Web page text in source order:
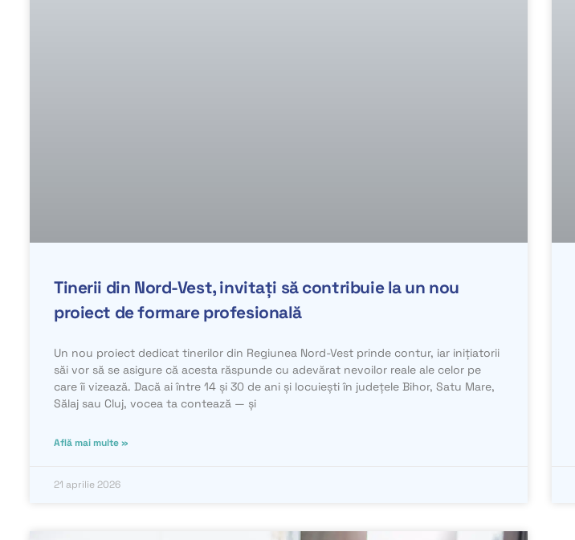
Tinerii din Nord-Vest, invitați să contribuie la un nou
proiect de formare profesională
Un nou proiect dedicat tinerilor din Regiunea Nord-Vest prinde contur, iar inițiatorii
săi vor să se asigure că acesta răspunde cu adevărat nevoilor reale ale celor pe
care îi vizează. Dacă ai între 14 și 30 de ani și locuiești în județele Bihor, Satu Mare,
Sălaj sau Cluj, vocea ta contează — și
Află mai multe »
21 aprilie 2026